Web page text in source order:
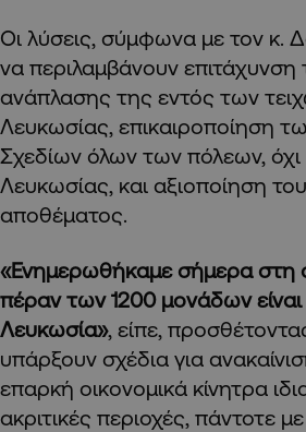
Οι λύσεις, σύμφωνα με τον κ.
να περιλαμβάνουν επιτάχυνση
ανάπλασης της εντός των
Λευκωσίας, επικαιροποίηση
Σχεδίων όλων των πόλεων,
Λευκωσίας, και αξιοποίηση
αποθέματος.
«Ενημερωθήκαμε σήμερα στη
πέραν των 1200 μονάδων
Λευκωσία», είπε,
υπάρξουν σχέδια για
επαρκή οικονομικά κίνητρα
ακριτικές περιοχές, πάντοτε